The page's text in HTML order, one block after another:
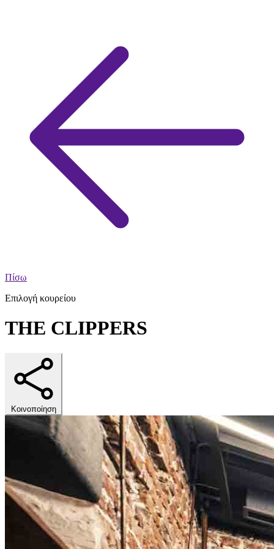
Πίσω
Επιλογή κουρείου
THE CLIPPERS
Κοινοποίηση